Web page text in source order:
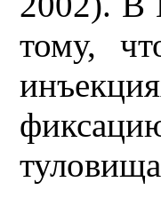
тому,